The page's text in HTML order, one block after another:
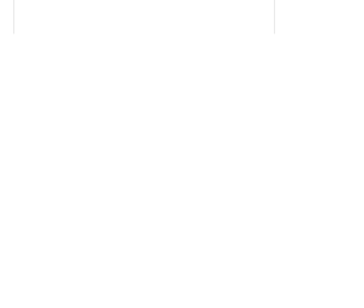
Papas Fritas Clasicas x 113 grs cantidad